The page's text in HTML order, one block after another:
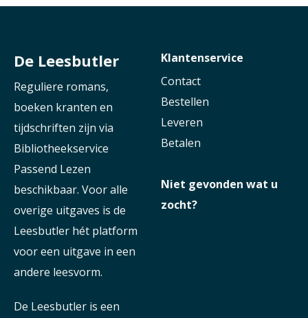
De Leesbutler
Reguliere romans,
boeken kranten en
tijdschriften zijn via
Bibliotheekservice
Passend Lezen
beschikbaar. Voor alle
overige uitgaves is de
Leesbutler hét platform
voor een uitgave in een
andere leesvorm.
De Leesbutler is een
Klantenservice
Contact
Bestellen
Leveren
Betalen
Niet gevonden wat u
zocht?